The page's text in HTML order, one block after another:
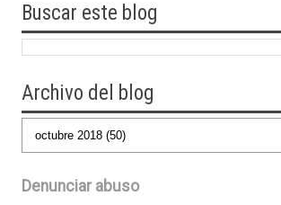
Buscar este blog
Archivo del blog
Denunciar abuso